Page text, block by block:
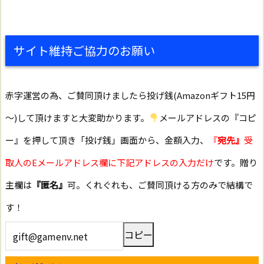
サイト維持ご協力のお願い
赤字運営の為、ご賛同頂けましたら投げ銭(Amazonギフト15円
～)して頂けますと大変助かります。
メールアドレスの『コピ
ー』を押して頂き「投げ銭」画面から、金額入力、
『宛先』 受
取人のEメールアドレス欄に下記アドレスの入力だけです。贈り
主欄は 『匿名』 可。くれぐれも、ご賛同頂ける方のみで結構で
す！
コピー